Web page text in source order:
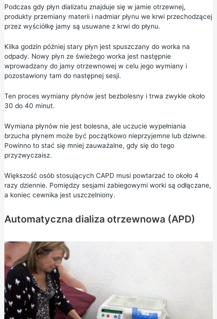
Podczas gdy płyn dializatu znajduje się w jamie otrzewnej,
produkty przemiany materii i nadmiar płynu we krwi przechodzącej
przez wyściółkę jamy są usuwane z krwi do płynu.
Kilka godzin później stary płyn jest spuszczany do worka na
odpady. Nowy płyn ze świeżego worka jest następnie
wprowadzany do jamy otrzewnowej w celu jego wymiany i
pozostawiony tam do następnej sesji.
Ten proces wymiany płynów jest bezbolesny i trwa zwykle około
30 do 40 minut.
Wymiana płynów nie jest bolesna, ale uczucie wypełniania
brzucha płynem może być początkowo nieprzyjemne lub dziwne.
Powinno to stać się mniej zauważalne, gdy się do tego
przyzwyczaisz.
Większość osób stosujących CAPD musi powtarzać to około 4
razy dziennie. Pomiędzy sesjami zabiegowymi worki są odłączane,
a koniec cewnika jest uszczelniony.
Automatyczna dializa otrzewnowa (APD)